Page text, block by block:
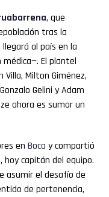
, que
tras la
al país en la
El plantel
Milton Giménez,
Gelini y Adam
ahora es sumar un
en Boca y compartió
hoy capitán del equipo.
asumir el desafío de
de pertenencia,